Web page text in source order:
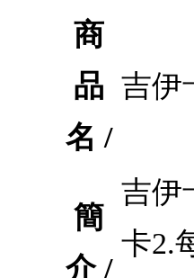
商
品
名 /
吉伊
簡
介 /
吉伊
卡2.